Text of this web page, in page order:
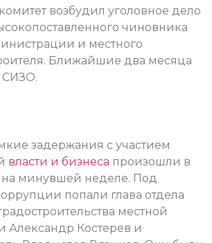
возбудил уголовное дело
чиновника
и местного
Ближайшие два месяца
СИЗО.
задержания с участием
власти и бизнеса произошли в
на минувшей неделе. Под
попали глава отдела
местной
Александр Костерев и